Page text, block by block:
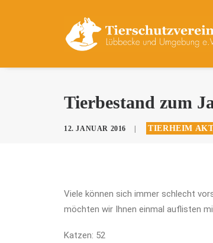
Tierbestand zum
12. JANUAR 2016 TIERHEIM
Viele können sich immer schlecht
möchten wir Ihnen einmal auflisten
Katzen: 52